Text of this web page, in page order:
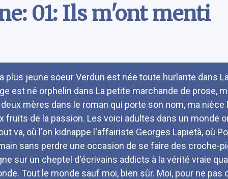
01: Ils m'ont menti
plus jeune soeur Verdun est née toute hurlante dans
est né orphelin dans La petite marchande de prose,
mères dans le roman qui porte son nom, ma
fruits de la passion. Les voici adultes dans un monde
va, où l'on kidnappe l'affairiste Georges Lapietà, où
sans perdre une occasion de se faire des croche-
sur un cheptel d'écrivains addicts à la vérité vraie
Tout le monde sauf moi, bien sûr. Moi, pour ne pas